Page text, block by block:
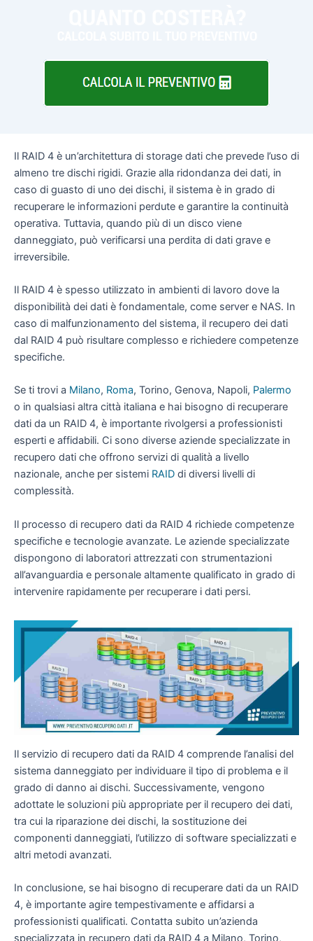
Il RAID 4 è un’architettura di storage dati che prevede l’uso di
almeno tre dischi rigidi. Grazie alla ridondanza dei dati, in
caso di guasto di uno dei dischi, il sistema è in grado di
recuperare le informazioni perdute e garantire la continuità
operativa. Tuttavia, quando più di un disco viene
danneggiato, può verificarsi una perdita di dati grave e
irreversibile.
Il RAID 4 è spesso utilizzato in ambienti di lavoro dove la
disponibilità dei dati è fondamentale, come server e NAS. In
caso di malfunzionamento del sistema, il recupero dei dati
dal RAID 4 può risultare complesso e richiedere competenze
specifiche.
Se ti trovi a Milano, Roma, Torino, Genova, Napoli, Palermo
o in qualsiasi altra città italiana e hai bisogno di recuperare
dati da un RAID 4, è importante rivolgersi a professionisti
esperti e affidabili. Ci sono diverse aziende specializzate in
recupero dati che offrono servizi di qualità a livello
nazionale, anche per sistemi RAID di diversi livelli di
complessità.
Il processo di recupero dati da RAID 4 richiede competenze
specifiche e tecnologie avanzate. Le aziende specializzate
dispongono di laboratori attrezzati con strumentazioni
all’avanguardia e personale altamente qualificato in grado di
intervenire rapidamente per recuperare i dati persi.
Il servizio di recupero dati da RAID 4 comprende l’analisi del
sistema danneggiato per individuare il tipo di problema e il
grado di danno ai dischi. Successivamente, vengono
adottate le soluzioni più appropriate per il recupero dei dati,
tra cui la riparazione dei dischi, la sostituzione dei
componenti danneggiati, l’utilizzo di software specializzati e
altri metodi avanzati.
In conclusione, se hai bisogno di recuperare dati da un RAID
4, è importante agire tempestivamente e affidarsi a
professionisti qualificati. Contatta subito un’azienda
specializzata in recupero dati da RAID 4 a Milano, Torino,